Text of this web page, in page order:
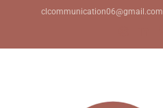
clcommunication06@gmail.com